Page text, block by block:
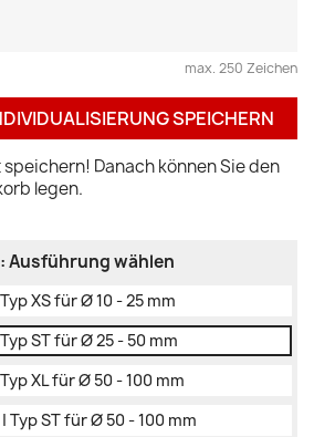
max. 250 Zeichen
SPEICHERN
Danach können Sie den
legen.
Ausführung wählen
XS für Ø 10 - 25 mm
ST für Ø 25 - 50 mm
XL für Ø 50 - 100 mm
Typ ST für Ø 50 - 100 mm